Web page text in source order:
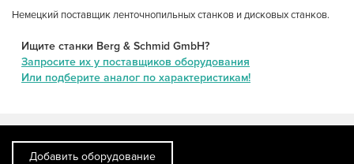
Немецкий поставщик ленточнопильных станков и дисковых станков.
Ищите станки Berg & Schmid GmbH?
Запросите их у поставщиков оборудования
Или подберите аналог по характеристикам!
Добавить оборудование